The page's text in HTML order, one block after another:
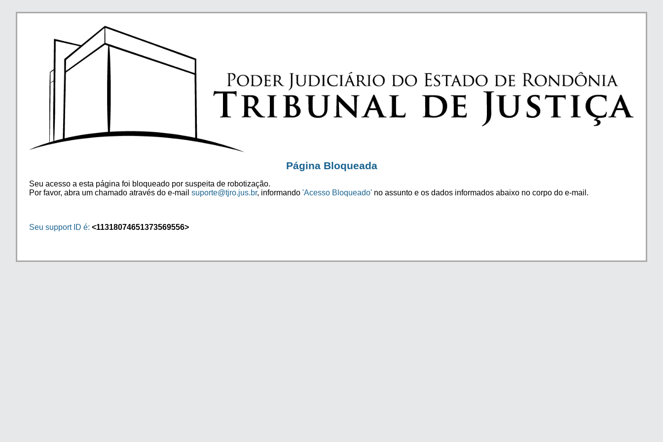
Página Bloqueada
Seu acesso a esta página foi bloqueado por suspeita de robotização.
Por favor, abra um chamado através do e-mail suporte@tjro.jus.br, informando 'Acesso Bloqueado' no assunto e os dados informados abaixo no corpo do e-mail.
Seu support ID é: <11318074651373569556>